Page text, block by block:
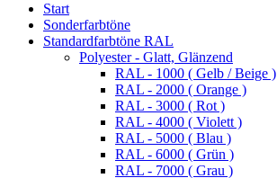
Start
Sonderfarbtöne
Standardfarbtöne RAL
Polyester - Glatt, Glänzend
RAL - 1000 ( Gelb / Beige )
RAL - 2000 ( Orange )
RAL - 3000 ( Rot )
RAL - 4000 ( Violett )
RAL - 5000 ( Blau )
RAL - 6000 ( Grün )
RAL - 7000 ( Grau )